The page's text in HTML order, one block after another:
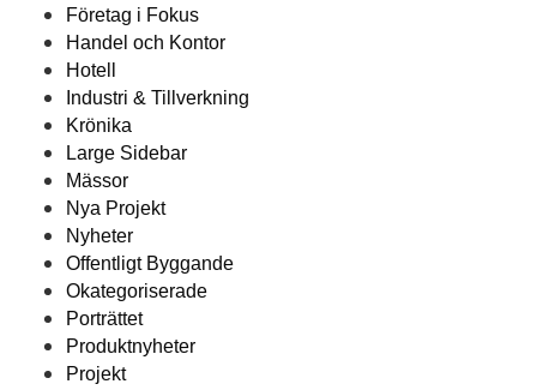
Företag i Fokus
Handel och Kontor
Hotell
Industri & Tillverkning
Krönika
Large Sidebar
Mässor
Nya Projekt
Nyheter
Offentligt Byggande
Okategoriserade
Porträttet
Produktnyheter
Projekt